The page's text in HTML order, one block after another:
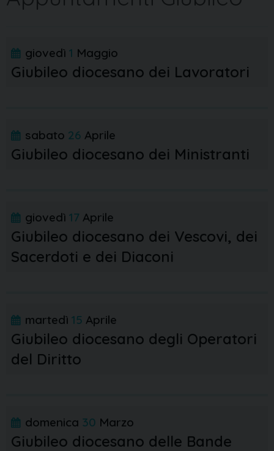
giovedì 1 Maggio
Giubileo diocesano dei Lavoratori
sabato 26 Aprile
Giubileo diocesano dei Ministranti
giovedì 17 Aprile
Giubileo diocesano dei Vescovi, dei
Sacerdoti e dei Diaconi
martedì 15 Aprile
Giubileo diocesano degli Operatori
del Diritto
domenica 30 Marzo
Giubileo diocesano delle Bande